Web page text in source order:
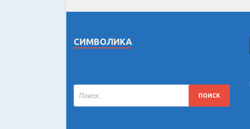
СИМВОЛИКА